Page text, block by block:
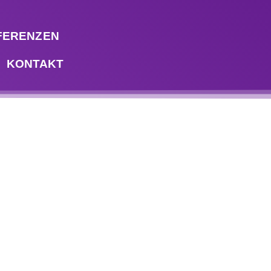
KONTAKT